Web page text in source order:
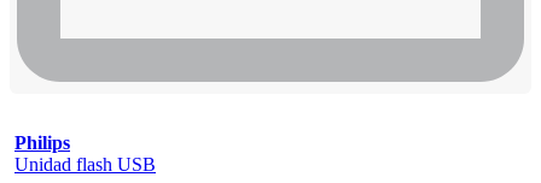
Philips
Unidad flash USB